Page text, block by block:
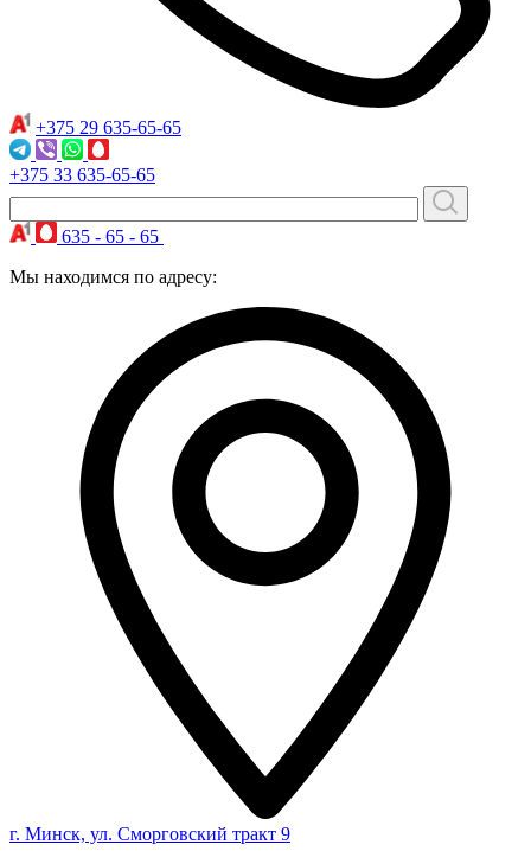
+375 29 635-65-65
+375 33 635-65-65
635 - 65 - 65
Мы находимся по адресу:
г. Минск, ул. Сморговский тракт 9